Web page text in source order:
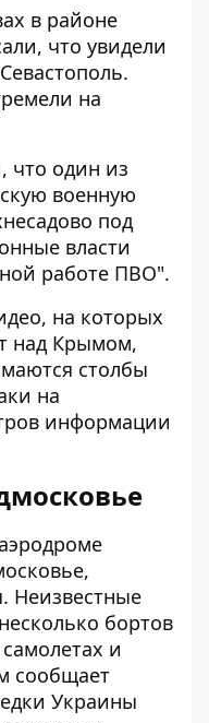
в районе
что увидели
на
что один из
военную
под
власти
работе ПВО".
на которых
над Крымом,
столбы
на
информации
Неизвестные
бортов
и
сообщает
Украины